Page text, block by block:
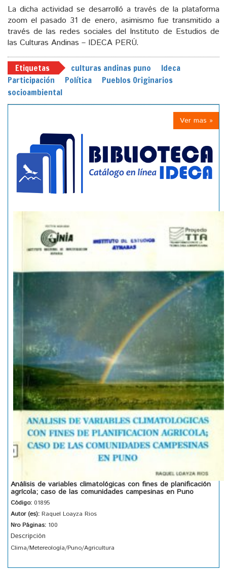
La dicha actividad se desarrolló a través de la plataforma
zoom el pasado 31 de enero, asimismo fue transmitido a
través de las redes sociales del Instituto de Estudios de
las Culturas Andinas – IDECA PERÚ.
Etiquetas culturas andinas puno
Ideca
Participación
Política
Pueblos Originarios
socioambiental
Ver mas »
Análisis de variables climatológicas con fines de planificación
agrícola; caso de las comunidades campesinas en Puno
Código: 01895
Autor (es): Raquel Loayza Rios
Nro Páginas: 100
Descripción
Clima/Metereología/Puno/Agricultura